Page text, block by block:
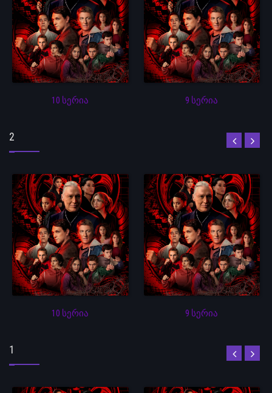
10 სერია 9 სერია
2
10 სერია 9 სერია
1